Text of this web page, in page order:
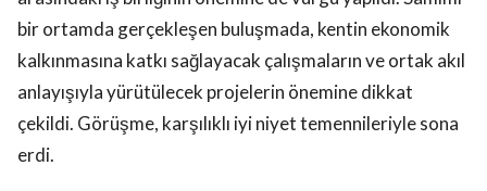
bir ortamda gerçekleşen buluşmada, kentin ekonomik
kalkınmasına katkı sağlayacak çalışmaların ve ortak akıl
anlayışıyla yürütülecek projelerin önemine dikkat
çekildi. Görüşme, karşılıklı iyi niyet temennileriyle sona
erdi.